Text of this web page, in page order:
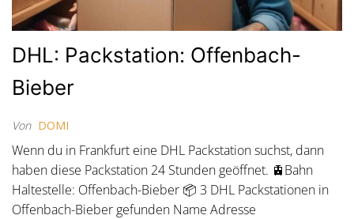
DHL: Packstation: Offenbach-
Bieber
Von DOMI
Wenn du in Frankfurt eine DHL Packstation suchst, dann
haben diese Packstation 24 Stunden geöffnet. 🚊Bahn
Haltestelle: Offenbach-Bieber 📦 3 DHL Packstationen in
Offenbach-Bieber gefunden Name Adresse